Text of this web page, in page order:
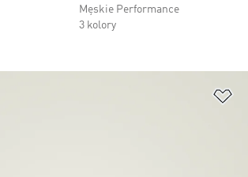
Męskie Performance
3 kolory